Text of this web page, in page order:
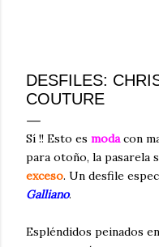
DESFILES:
COUTURE
Sí !! Esto es moda con
para otoño, la pasarela
exceso. Un desfile
Galliano.
Espléndidos peinados